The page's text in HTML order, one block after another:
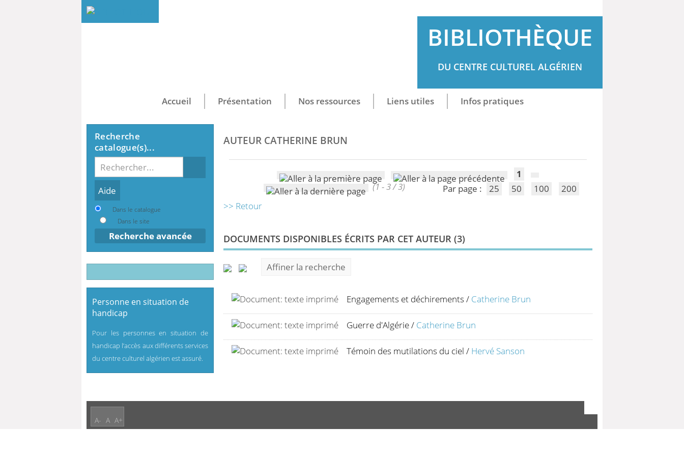
BIBLIOTHÈQUE
DU CENTRE CULTUREL ALGÉRIEN
Accueil Présentation Nos ressources Liens utiles Infos pratiques
AUTEUR CATHERINE BRUN
1
(1 - 3 / 3)
Par page : 25 50 100
200
>> Retour
DOCUMENTS DISPONIBLES ÉCRITS PAR CET AUTEUR (3)
Affiner la recherche
Engagements et déchirements / Catherine Brun
Guerre d'Algérie/ Catherine Brun
Témoin des mutilations du ciel / Hervé Sanson
Recherche
catalogue(s)...
Dans le catalogue
Dans le site
Recherche avancée
Personne en situation de
handicap
Pour les personnes en situation de
handicap l’accès aux différents services
du centre culturel algérien est assuré.
A- A A+